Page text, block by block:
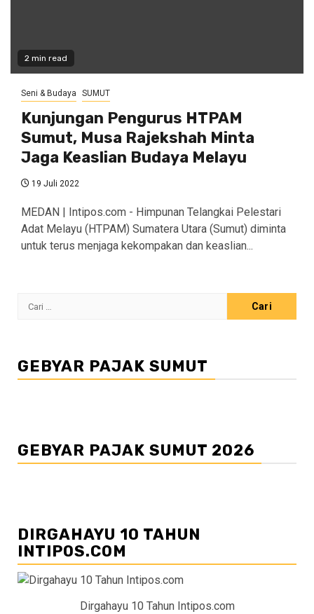
2 min read
Seni & Budaya SUMUT
Kunjungan Pengurus HTPAM
Sumut, Musa Rajekshah Minta
Jaga Keaslian Budaya Melayu
19 Juli 2022
MEDAN | Intipos.com - Himpunan Telangkai Pelestari
Adat Melayu (HTPAM) Sumatera Utara (Sumut) diminta
untuk terus menjaga kekompakan dan keaslian...
Cari
GEBYAR PAJAK SUMUT
GEBYAR PAJAK SUMUT 2026
DIRGAHAYU 10 TAHUN
INTIPOS.COM
Dirgahayu 10 Tahun Intipos.com